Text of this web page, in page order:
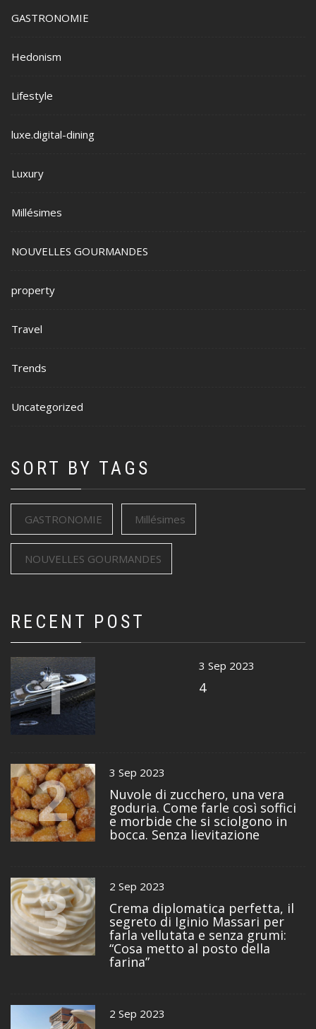
GASTRONOMIE
Hedonism
Lifestyle
luxe.digital-dining
Luxury
Millésimes
NOUVELLES GOURMANDES
property
Travel
Trends
Uncategorized
SORT BY TAGS
GASTRONOMIE Millésimes
NOUVELLES GOURMANDES
RECENT POST
1 3 Sep 2023
4
2 3 Sep 2023
Nuvole di zucchero, una vera
goduria. Come farle così soffici
e morbide che si sciolgono in
bocca. Senza lievitazione
3 2 Sep 2023
Crema diplomatica perfetta, il
segreto di Iginio Massari per
farla vellutata e senza grumi:
“Cosa metto al posto della
farina”
2 Sep 2023